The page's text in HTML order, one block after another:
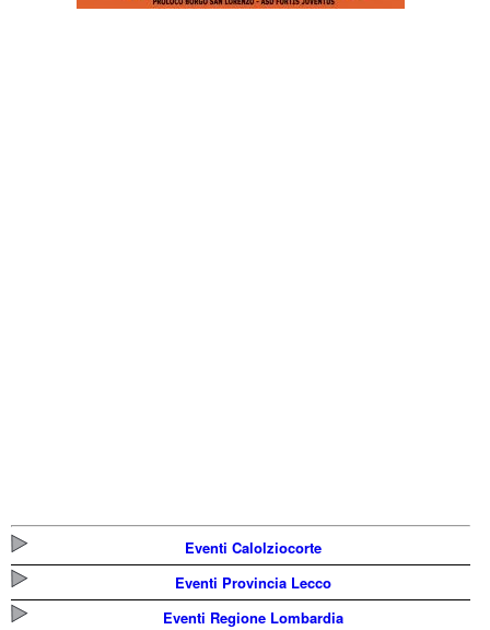
Eventi Calolziocorte
Eventi Provincia Lecco
Eventi Regione Lombardia